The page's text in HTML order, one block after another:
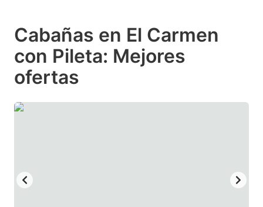
select
date.
select
a
Cabañas en El Carmen
con Pileta: Mejores
ofertas